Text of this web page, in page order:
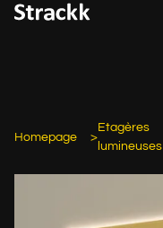
Homepage
Etagères
lumineuses